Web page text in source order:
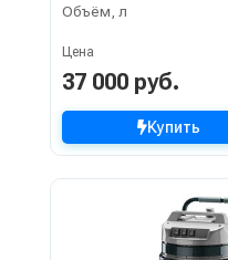
Объём, л
Цена
37 000 руб.
Купить